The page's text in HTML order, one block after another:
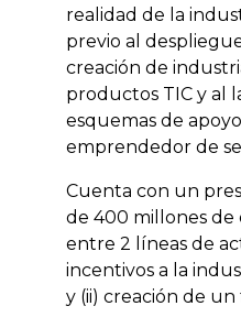
realidad de la
previo al
creación de
productos TIC y al
esquemas de
emprendedor de
Cuenta con un
de 400 millones de
entre 2 líneas de
incentivos a la
y (ii) creación de